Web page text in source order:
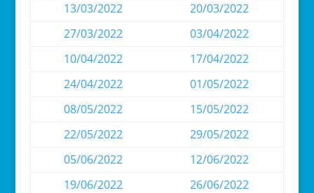
13/03/2022
20/03/2022
27/03/2022
03/04/2022
10/04/2022
17/04/2022
24/04/2022
01/05/2022
08/05/2022
15/05/2022
22/05/2022
29/05/2022
05/06/2022
12/06/2022
19/06/2022
26/06/2022